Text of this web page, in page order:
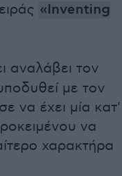
«Inventing
αναλάβει τον
με τον
να έχει μία κατ'
να
χαρακτήρα